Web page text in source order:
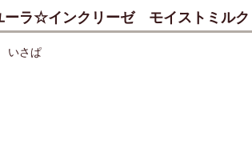
ーラ☆インクリーゼ モイストミルク
いさぱ